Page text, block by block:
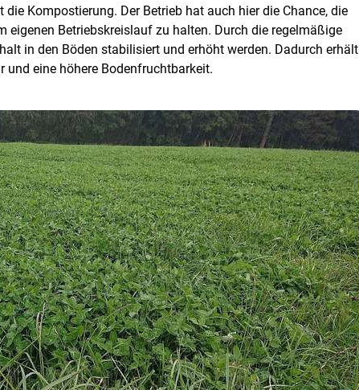
Kompostierung. Der Betrieb hat auch hier die Chance, die
eigenen Betriebskreislauf zu halten. Durch die regelmäßige
in den Böden stabilisiert und erhöht werden. Dadurch erhält
und eine höhere Bodenfruchtbarkeit.